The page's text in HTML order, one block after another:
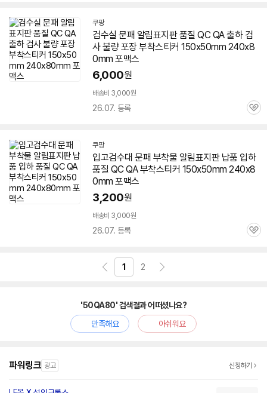
쿠팡
검수실 문패 알림표지판 품질 QC QA 출하 검
사 불량 포장 부착스티커 150x50mm 240x8
0mm 포맥스
6,000원
배송비 3,000원
26.07. 등록
관
쿠팡
입고검수대 문패 부착물 알림표지판 납품 입하
품질 QC QA 부착스티커 150x50mm 240x8
0mm 포맥스
3,200원
배송비 3,000원
26.07. 등록
관
1 2
'50QA80' 검색결과 어떠셨나요?
만족해요
아쉬워요
파워링크 광고 신청하기